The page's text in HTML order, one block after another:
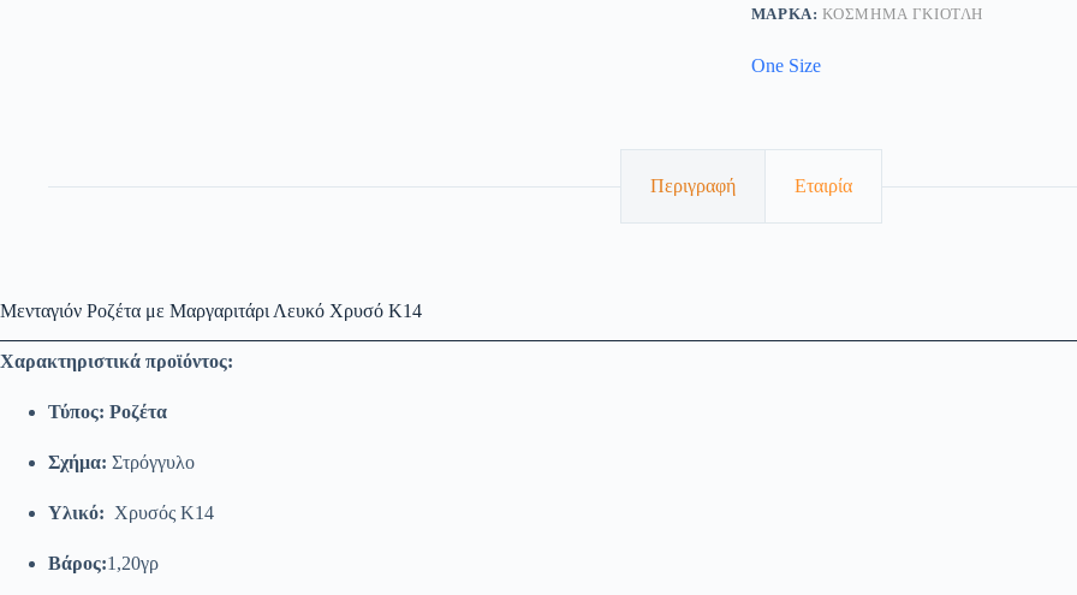
ΜΆΡΚΑ:ΚΟΣΜΗΜΑ ΓΚΙΟΤΛΗ
One Size
Περιγραφή Εταιρία
Μενταγιόν Ροζέτα με Μαργαριτάρι Λευκό Χρυσό Κ14
Χαρακτηριστικά προϊόντος:
Τύπος: Ροζέτα
Σχήμα: Στρόγγυλο
Υλικό: Χρυσός Κ14
Βάρος:1,20γρ